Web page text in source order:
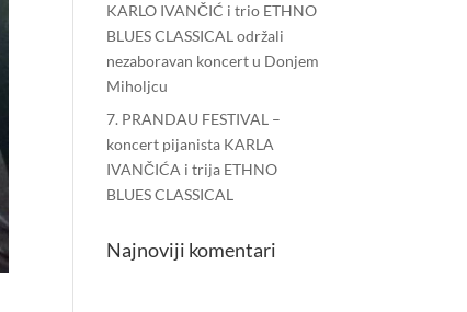
KARLO IVANČIĆ i trio ETHNO
BLUES CLASSICAL održali
nezaboravan koncert u Donjem
Miholjcu
7. PRANDAU FESTIVAL –
koncert pijanista KARLA
IVANČIĆA i trija ETHNO
BLUES CLASSICAL
Najnoviji komentari